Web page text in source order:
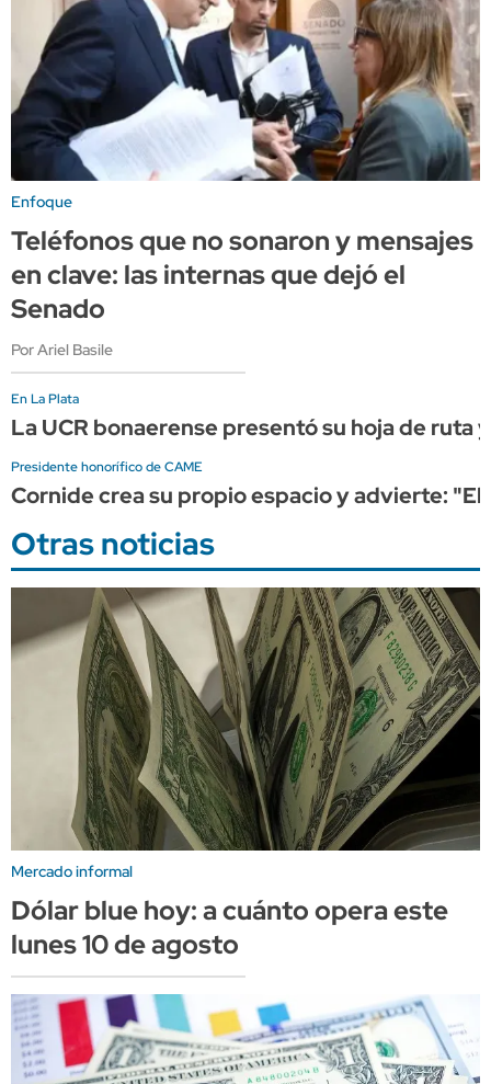
Enfoque
Teléfonos que no sonaron y mensajes
en clave: las internas que dejó el
Senado
Por Ariel Basile
En La Plata
La UCR bonaerense presentó su hoja de ruta
Presidente honorífico de CAME
Cornide crea su propio espacio y advierte:
Otras noticias
Mercado informal
Dólar blue hoy: a cuánto opera este
lunes 10 de agosto